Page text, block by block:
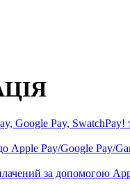
Google Pay, SwatchPay!
Apple Pay/Google Pay/
за допомогою